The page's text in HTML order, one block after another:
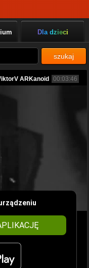
Dla dzieci
szukaj
ARKanoid 00:03:46